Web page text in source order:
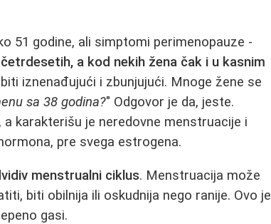
51 godine, ali simptomi perimenopauze -
a kod nekih žena čak i u kasnim
iznenađujući i zbunjujući. Mnoge žene se
sa 38 godina?" Odgovor je da, jeste.
karakterišu je neredovne menstruacije i
pre svega estrogena.
menstrualni ciklus. Menstruacija može
biti obilnija ili oskudnija nego ranije. Ovo je
gasi.